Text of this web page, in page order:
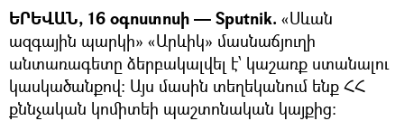
ԵՐԵՎԱՆ, 16 օգոստոսի — Sputnik. «Սևան
ազգային պարկի» «Արևիկ» մասնաճյուղի
անտառագետը ձերբակալվել է՝ կաշառք ստանալու
կասկածանքով։ Այս մասին տեղեկանում ենք ՀՀ
քննչական կոմիտեի պաշտոնական կայքից։